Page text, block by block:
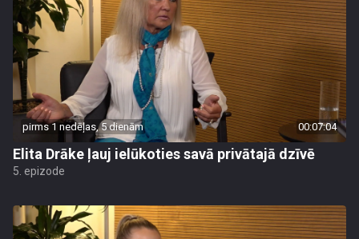
pirms 1 nedēļas, 5 dienām 00:07:04
Elita Drāke ļauj ielūkoties savā privātajā dzīvē
5. epizode